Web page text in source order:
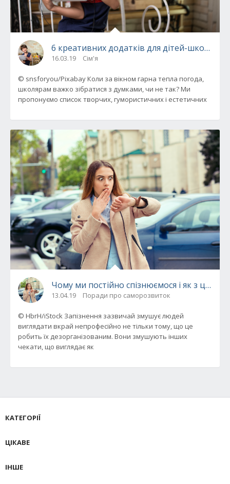
6 креативних додатків для дітей-школярів
16.03.19 Сім'я
© snsforyou/Pixabay Коли за вікном гарна тепла погода,
школярам важко зібратися з думками, чи не так? Ми
пропонуємо список творчих, гумористичних і естетичних
Чому ми постійно спізнюємося і як з цим
13.04.19 Поради про саморозвиток
© HbrH/iStock Запізнення зазвичай змушує людей
виглядати вкрай непрофесійно не тільки тому, що це
робить їх дезорганізованим. Вони змушують інших
чекати, що виглядає як
КАТЕГОРІЇ
ЦІКАВЕ
ІНШЕ